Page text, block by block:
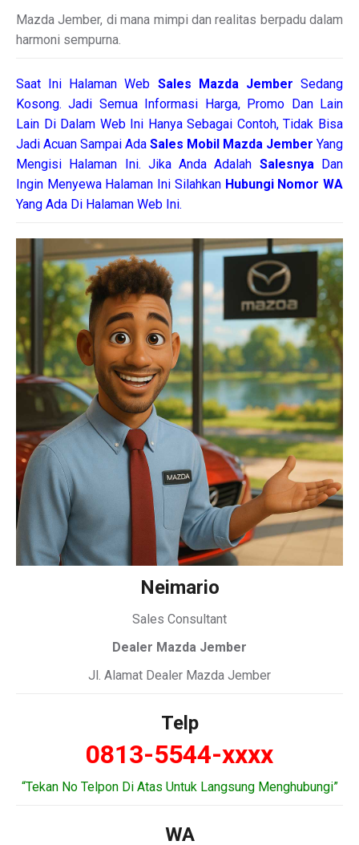
Mazda Jember, di mana mimpi dan realitas berpadu dalam
harmoni sempurna.
Saat Ini Halaman Web Sales Mazda JemberSedang
Kosong. Jadi Semua Informasi Harga, Promo Dan Lain
Lain Di Dalam Web Ini Hanya Sebagai Contoh, Tidak Bisa
Jadi Acuan Sampai Ada Sales Mobil Mazda Jember Yang
Mengisi Halaman Ini. Jika Anda Adalah SalesnyaDan
Ingin Menyewa Halaman Ini Silahkan Hubungi Nomor WA
Yang Ada Di Halaman Web Ini.
Neimario
Sales Consultant
Dealer Mazda Jember
Jl. Alamat Dealer Mazda Jember
Telp
0813-5544-xxxx
“Tekan No Telpon Di Atas Untuk Langsung Menghubungi”
WA